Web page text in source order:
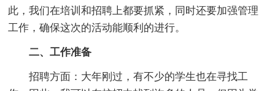
此，我们在培训和招聘上都要抓紧，同时还要加强管理
工作，确保这次的活动能顺利的进行。
二、工作准备
招聘方面：大年刚过，有不少的学生也在寻找工